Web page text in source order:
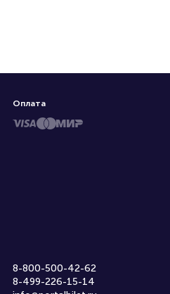
8-800-500-42-62
8-499-226-15-14
Оплата